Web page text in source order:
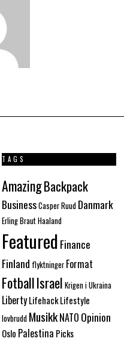
TAGS
AmazingBackpack
BusinessCasper Ruud Danmark
Erling Braut Haaland
FeaturedFinance
Finland flyktninger Format
FotballIsrael Krigen i Ukraina
LibertyLifehackLifestyle
lovbrudd MusikkNATO Opinion
Oslo Palestina Picks